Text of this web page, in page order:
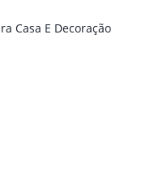
Casa E Decoração